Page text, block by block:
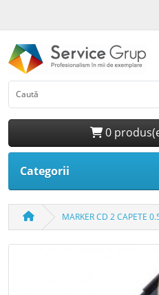
0
Categorii
MARKER CD 2 CAPETE